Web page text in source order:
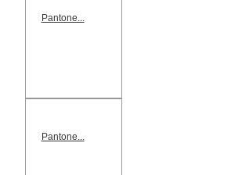
Pantone...
Pantone...